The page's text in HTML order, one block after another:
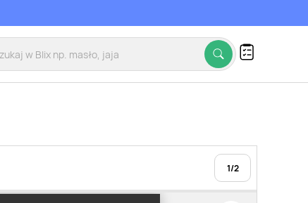
1/2